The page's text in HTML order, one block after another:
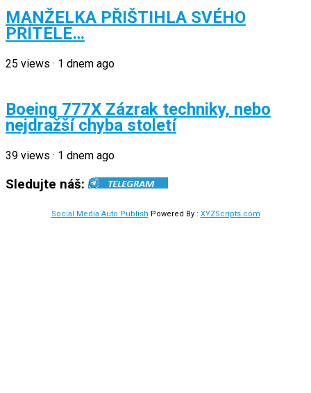
MANŽELKA PŘIŠTIHLA SVÉHO
PŘÍTELE…
25 views · 1 dnem ago
Boeing 777X Zázrak techniky, nebo
nejdražší chyba století
39 views · 1 dnem ago
Sledujte náš:
Social Media Auto Publish Powered By : XYZScripts.com